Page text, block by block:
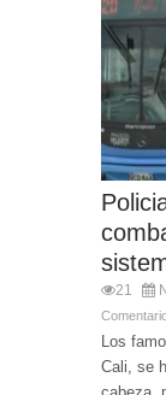
21
Los
Cali, se